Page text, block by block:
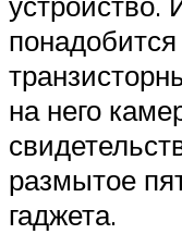
на него
размытое
гаджета.